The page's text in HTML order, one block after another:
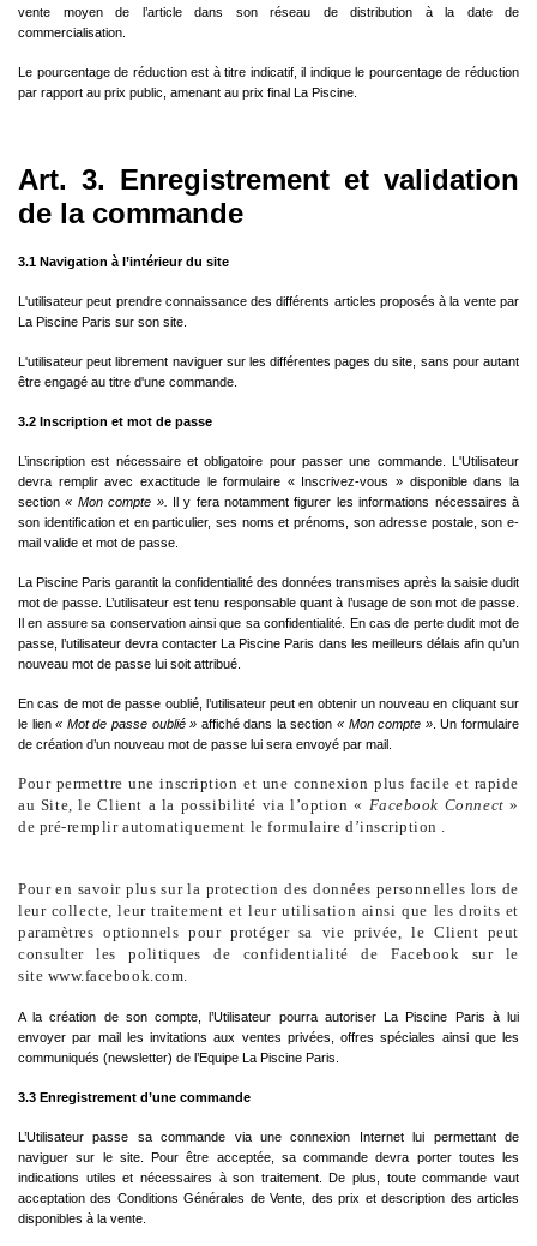
vente moyen de l’article dans son réseau de distribution à la date de
commercialisation.
Le pourcentage de réduction est à titre indicatif, il indique le pourcentage de réduction
par rapport au prix public, amenant au prix final La Piscine.
Art. 3. Enregistrement et validation
de la commande
3.1 Navigation à l’intérieur du site
L'utilisateur peut prendre connaissance des différents articles proposés à la vente par
La Piscine Paris sur son site.
L'utilisateur peut librement naviguer sur les différentes pages du site, sans pour autant
être engagé au titre d'une commande.
3.2 Inscription et mot de passe
L’inscription est nécessaire et obligatoire pour passer une commande. L'Utilisateur
devra remplir avec exactitude le formulaire « Inscrivez-vous » disponible dans la
section« Mon compte ». Il y fera notamment figurer les informations nécessaires à
son identification et en particulier, ses noms et prénoms, son adresse postale, son e-
mail valide et mot de passe.
La Piscine Paris garantit la confidentialité des données transmises après la saisie dudit
mot de passe. L’utilisateur est tenu responsable quant à l’usage de son mot de passe.
Il en assure sa conservation ainsi que sa confidentialité. En cas de perte dudit mot de
passe, l’utilisateur devra contacter La Piscine Paris dans les meilleurs délais afin qu’un
nouveau mot de passe lui soit attribué.
En cas de mot de passe oublié, l’utilisateur peut en obtenir un nouveau en cliquant sur
le lien« Mot de passe oublié » affiché dans la section« Mon compte ». Un formulaire
de création d’un nouveau mot de passe lui sera envoyé par mail.
Pour permettre une inscription et une connexion plus facile et rapide
au Site, le Client a la possibilité via l’option « Facebook Connect »
de pré-remplir automatiquement le formulaire d’inscription .
Pour en savoir plus sur la protection des données personnelles lors de
leur collecte, leur traitement et leur utilisation ainsi que les droits et
paramètres optionnels pour protéger sa vie privée, le Client peut
consulter les politiques de confidentialité de Facebook sur le
site www.facebook.com.
A la création de son compte, l’Utilisateur pourra autoriser La Piscine Paris à lui
envoyer par mail les invitations aux ventes privées, offres spéciales ainsi que les
communiqués (newsletter) de l’Equipe La Piscine Paris.
3.3 Enregistrement d’une commande
L’Utilisateur passe sa commande via une connexion Internet lui permettant de
naviguer sur le site. Pour être acceptée, sa commande devra porter toutes les
indications utiles et nécessaires à son traitement. De plus, toute commande vaut
acceptation des Conditions Générales de Vente, des prix et description des articles
disponibles à la vente.